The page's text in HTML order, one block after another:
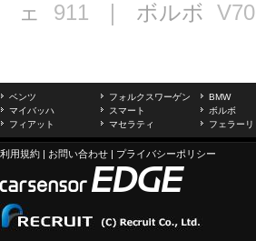
ェ 911 ｜ ボルボ V70
ベンツ フォルクスワーゲン BMW
マイバッハ
スマート ボルボ
フィアット
マセラティ フェラーリ
利用規約 | お問い合わせ | プライバシーポリシー